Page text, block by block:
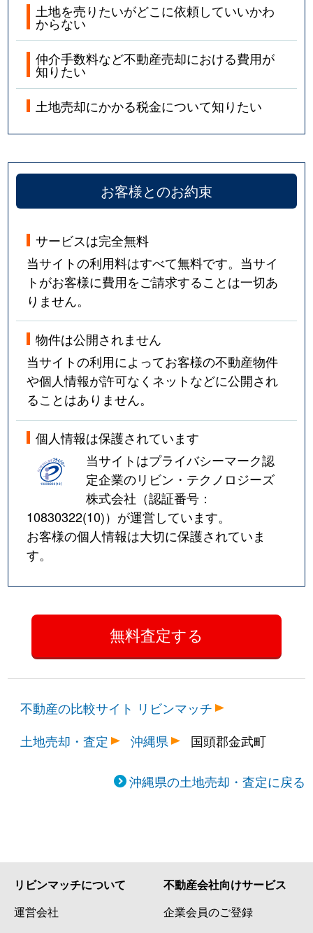
土地を売りたいがどこに依頼していいかわ
からない
仲介手数料など不動産売却における費用が
知りたい
土地売却にかかる税金について知りたい
お客様とのお約束
サービスは完全無料
当サイトの利用料はすべて無料です。当サイ
トがお客様に費用をご請求することは一切あ
りません。
物件は公開されません
当サイトの利用によってお客様の不動産物件
や個人情報が許可なくネットなどに公開され
ることはありません。
個人情報は保護されています
当サイトはプライバシーマーク認
定企業のリビン・テクノロジーズ
株式会社（認証番号：
10830322(10)）が運営しています。
お客様の個人情報は大切に保護されていま
す。
不動産の比較サイト リビンマッチ
土地売却・査定
沖縄県 国頭郡金武町
沖縄県の土地売却・査定に戻る
リビンマッチについて
運営会社
不動産会社向けサービス
企業会員のご登録